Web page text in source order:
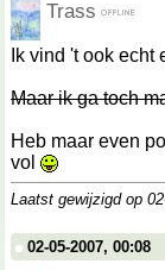
Trass
Ik vind 't ook echt
Maar ik ga toch
Heb maar even
vol
Laatst gewijzigd op
02-05-2007, 00:08